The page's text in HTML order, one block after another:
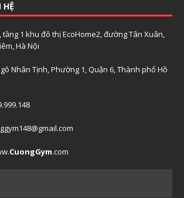
HỆ
tầng 1 khu đô thị EcoHome2, đường Tân Xuân,
Hà Nội
Nhân Tịnh, Phường 1, Quận 6, Thành phố Hồ
CuongGym.com